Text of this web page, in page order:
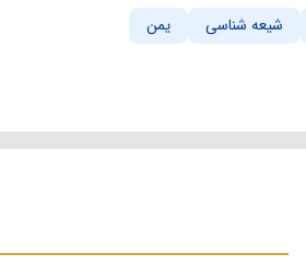
شیعه شناسی یمن